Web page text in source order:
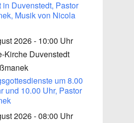
Outlook Live
in Duvenstedt, Pastor
Musik von Nicola
2026 - 10:00 Uhr
Kirche Duvenstedt
um 8.00
und 10.00 Uhr, Pastor
2026 - 08:00 Uhr